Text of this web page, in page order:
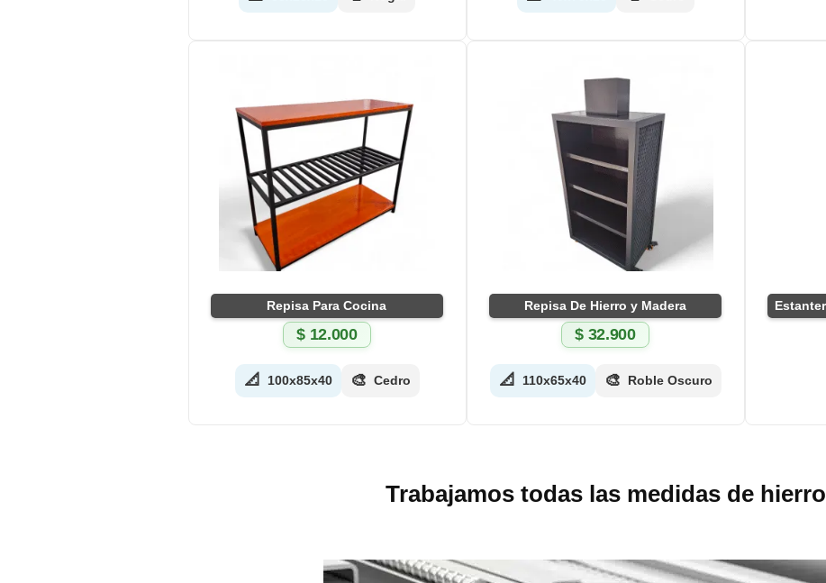
Repisa Para Cocina
$12.000
📐 100x85x40 🎨 Cedro
Repisa De Hierro y Madera
$32.900
📐 110x65x40 🎨 Roble Oscuro
Trabajamos todas las medidas de hierro